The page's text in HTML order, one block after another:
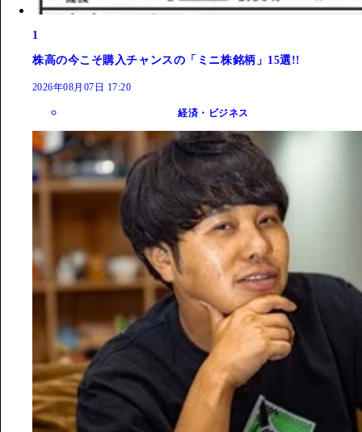
1
株高の今こそ購入チャンスの「ミニ株銘柄」15選!!
2026年08月07日 17:20
経済・ビジネス